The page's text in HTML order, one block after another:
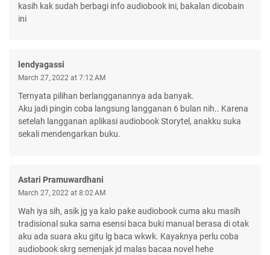
kasih kak sudah berbagi info audiobook ini, bakalan dicobain
ini
lendyagassi
March 27, 2022 at 7:12 AM
Ternyata pilihan berlangganannya ada banyak.
Aku jadi pingin coba langsung langganan 6 bulan nih.. Karena
setelah langganan aplikasi audiobook Storytel, anakku suka
sekali mendengarkan buku.
Astari Pramuwardhani
March 27, 2022 at 8:02 AM
Wah iya sih, asik jg ya kalo pake audiobook cuma aku masih
tradisional suka sama esensi baca buki manual berasa di otak
aku ada suara aku gitu lg baca wkwk. Kayaknya perlu coba
audiobook skrg semenjak jd malas bacaa novel hehe